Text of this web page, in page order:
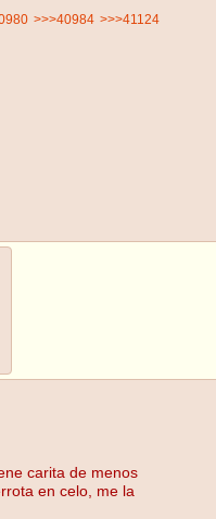
>>>40984 >>>41124
carita de menos
en celo, me la